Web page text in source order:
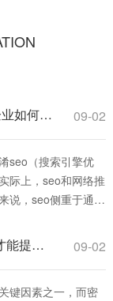
深入解析：seo和网络推广有什么不同，企业如何选择更有效？ 09-02
seo（搜索引擎优
际上，seo和网络推
说，seo侧重于通过
语，涵盖多种付
掌握核心技巧：网页优化的密码怎么设置才能提升安全与排名 09-02
键因素之一，而密